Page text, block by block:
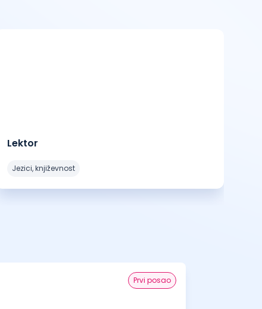
Lektor
jezici, književnost
prvi posao